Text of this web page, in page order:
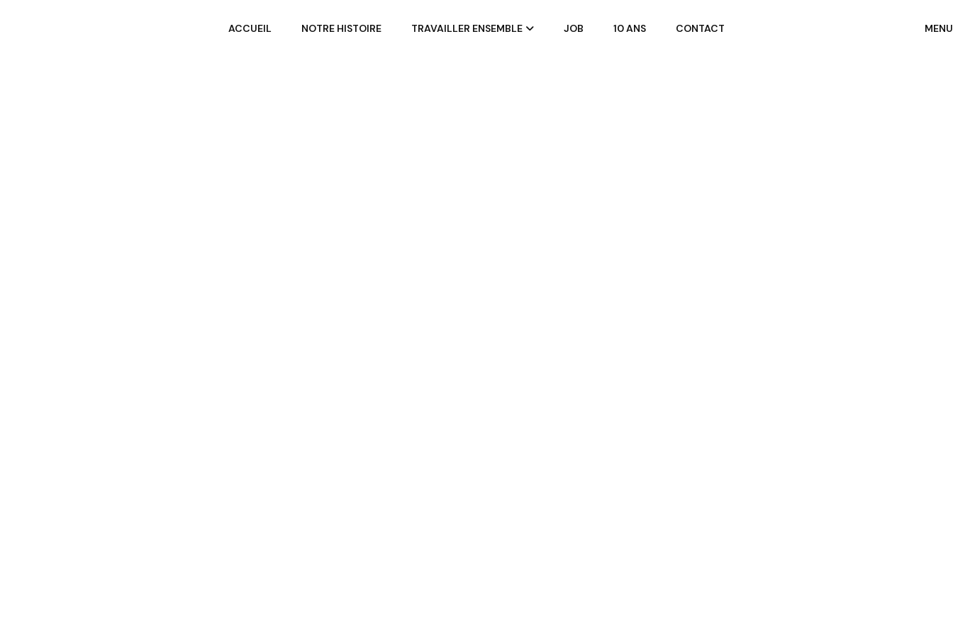
ACCUEIL NOTRE HISTOIRE TRAVAILLER ENSEMBLE JOB 10 ANS CONTACT MENU